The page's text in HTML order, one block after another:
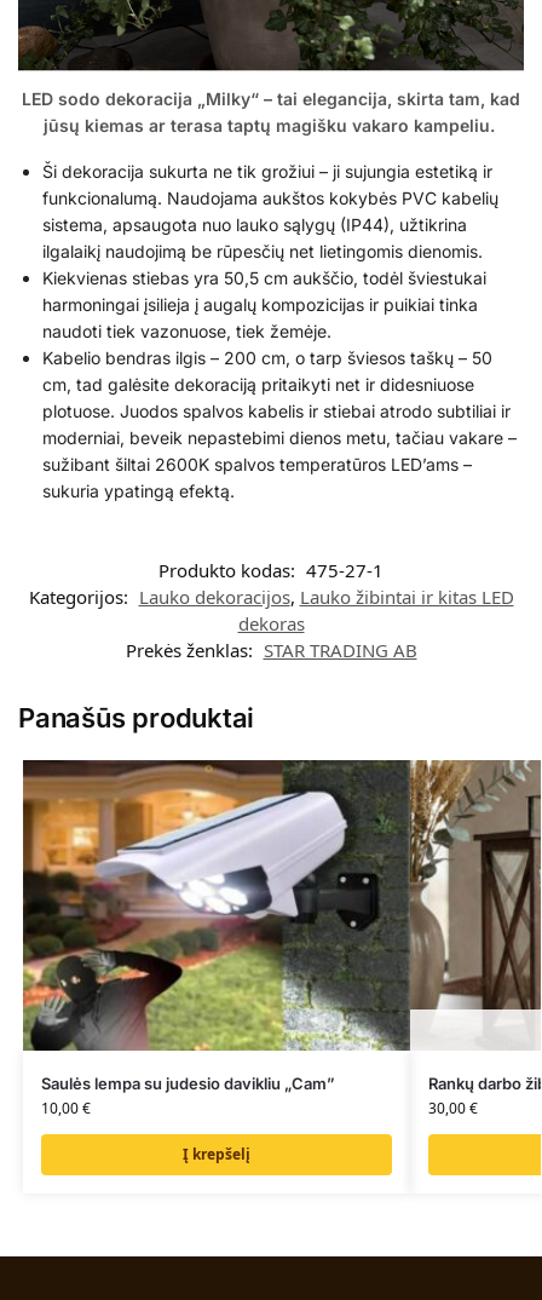
LED sodo dekoracija „Milky“ – tai elegancija, skirta tam, kad
jūsų kiemas ar terasa taptų magišku vakaro kampeliu.
Ši dekoracija sukurta ne tik grožiui – ji sujungia estetiką ir
funkcionalumą. Naudojama aukštos kokybės PVC kabelių
sistema, apsaugota nuo lauko sąlygų (IP44), užtikrina
ilgalaikį naudojimą be rūpesčių net lietingomis dienomis.
Kiekvienas stiebas yra 50,5 cm aukščio, todėl šviestukai
harmoningai įsilieja į augalų kompozicijas ir puikiai tinka
naudoti tiek vazonuose, tiek žemėje.
Kabelio bendras ilgis – 200 cm, o tarp šviesos taškų – 50
cm, tad galėsite dekoraciją pritaikyti net ir didesniuose
plotuose. Juodos spalvos kabelis ir stiebai atrodo subtiliai ir
moderniai, beveik nepastebimi dienos metu, tačiau vakare –
sužibant šiltai 2600K spalvos temperatūros LED’ams –
sukuria ypatingą efektą.
Produkto kodas: 475-27-1
Kategorijos: Lauko dekoracijos, Lauko žibintai ir kitas LED
dekoras
Prekės ženklas: STAR TRADING AB
Panašūs produktai
Saulės lempa su judesio davikliu „Cam”
10,00€
Į krepšelį
Rankų darbo
30,00€